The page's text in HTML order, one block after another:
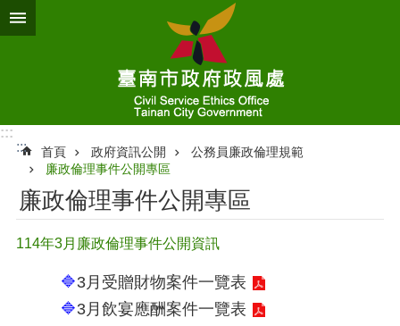
跳到主要內容區塊
:::
:::
首頁 政府資訊公開
公務員廉政倫理規範
廉政倫理事件公開專區
廉政倫理事件公開專區
114年3月廉政倫理事件公開資訊
🔷3月受贈財物案件一覽表
🔷3月飲宴應酬案件一覽表